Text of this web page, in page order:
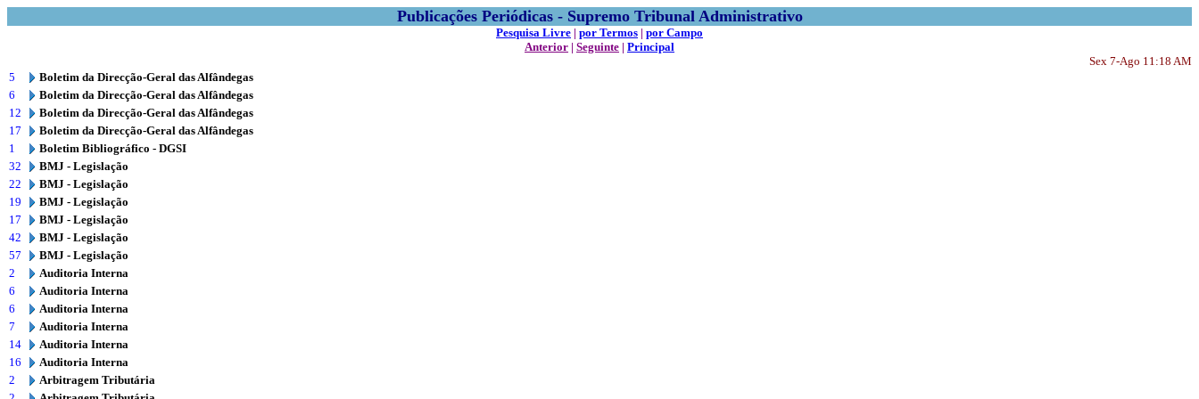
Publicações Periódicas - Supremo Tribunal Administrativo
Pesquisa Livre | por Termos | por Campo
Anterior | Seguinte | Principal
Sex 7-Ago 11:18 AM
5
Boletim da Direcção-Geral das Alfândegas
6
Boletim da Direcção-Geral das Alfândegas
12
Boletim da Direcção-Geral das Alfândegas
17
Boletim da Direcção-Geral das Alfândegas
1
Boletim Bibliográfico - DGSI
32
BMJ - Legislação
22
BMJ - Legislação
19
BMJ - Legislação
17
BMJ - Legislação
42
BMJ - Legislação
57
BMJ - Legislação
2
Auditoria Interna
6
Auditoria Interna
6
Auditoria Interna
7
Auditoria Interna
14
Auditoria Interna
16
Auditoria Interna
2
Arbitragem Tributária